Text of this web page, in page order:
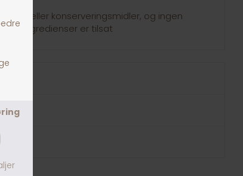
farve eller konserveringsmidler, og ingen
er tilsat